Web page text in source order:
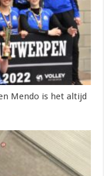
Mendo is het altijd